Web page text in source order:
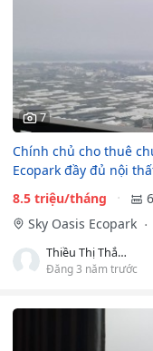
7
Chính chủ cho thuê
Ecopark đầy đủ nội
8.5 triệu/tháng
Sky Oasis Ecopark
Thiều Thị Thắm
Đăng 3 năm trước